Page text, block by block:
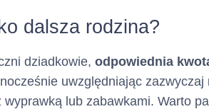
kredytu
Karta
dalsza rodzina?
dziadkowie, odpowiednia
uwzględniając
lub zabawkami. Warto